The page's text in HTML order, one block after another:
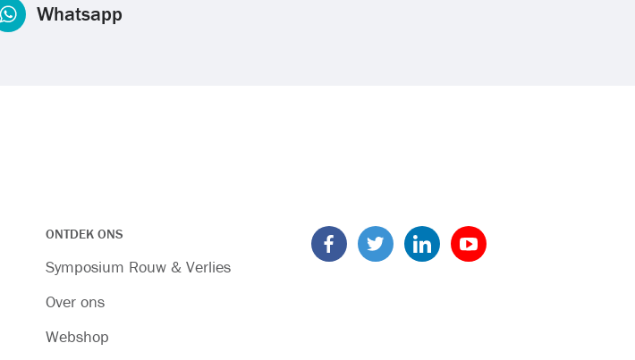
Whatsapp
ONTDEK ONS
Symposium Rouw & Verlies
Over ons
Webshop